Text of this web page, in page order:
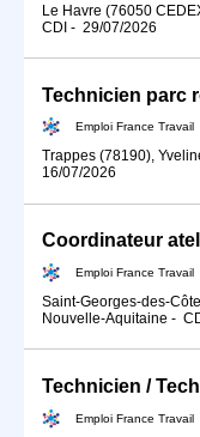
Le Havre (76050
CDI - 29/07/2026
Emploi France Travail
Trappes (78190),
16/07/2026
Coordinateur
Emploi France Travail
Saint-Georges-des-
Nouvelle-Aquitaine -
Emploi France Travail